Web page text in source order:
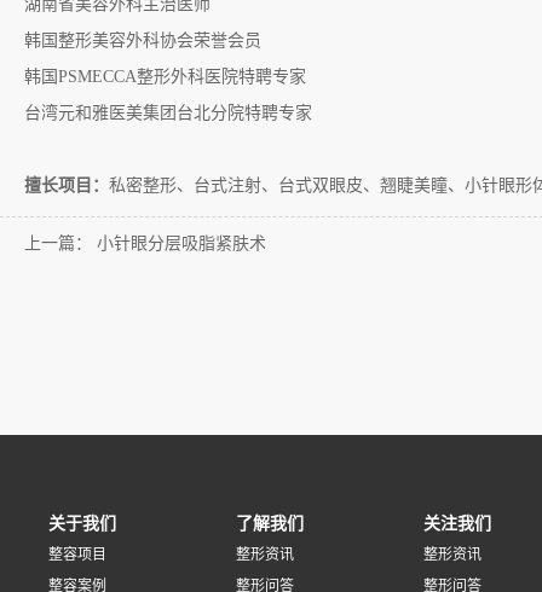
湖南省美容外科主治医师
韩国整形美容外科协会荣誉会员
韩国 PSMECCA整形外科医院特聘专家
台湾元和雅医美集团台北分院特聘专家
擅长项目： 私密整形、台式注射、台式双眼皮、翘睫美瞳、小针眼形
上一篇： 小针眼分层吸脂紧肤术
关于我们
整容项目
整容案例
了解我们
整形资讯
整形问答
关注我们
整形资讯
整形问答